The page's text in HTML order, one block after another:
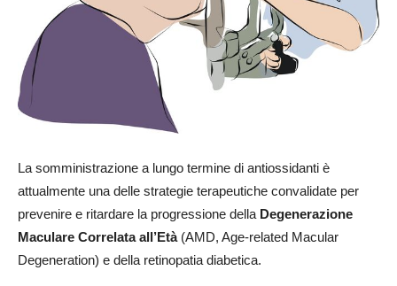
La somministrazione a lungo termine di antiossidanti è
attualmente una delle strategie terapeutiche convalidate per
prevenire e ritardare la progressione della Degenerazione
Maculare Correlata all’Età(AMD, Age-related Macular
Degeneration) e della retinopatia diabetica.